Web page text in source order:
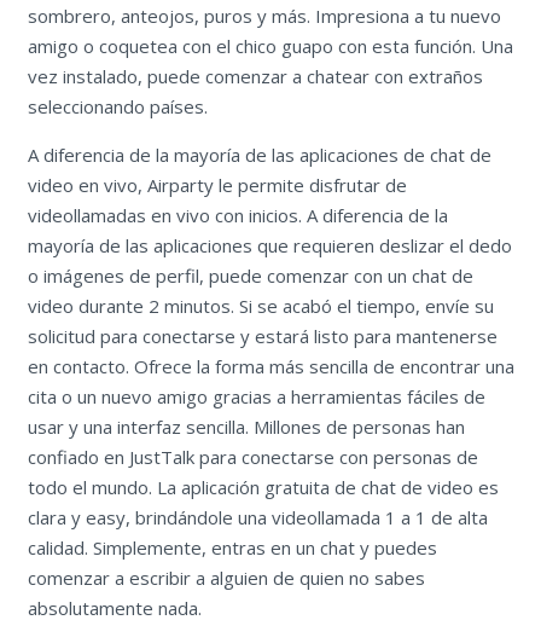
sombrero, anteojos, puros y más. Impresiona a tu nuevo
amigo o coquetea con el chico guapo con esta función. Una
vez instalado, puede comenzar a chatear con extraños
seleccionando países.
A diferencia de la mayoría de las aplicaciones de chat de
video en vivo, Airparty le permite disfrutar de
videollamadas en vivo con inicios. A diferencia de la
mayoría de las aplicaciones que requieren deslizar el dedo
o imágenes de perfil, puede comenzar con un chat de
video durante 2 minutos. Si se acabó el tiempo, envíe su
solicitud para conectarse y estará listo para mantenerse
en contacto. Ofrece la forma más sencilla de encontrar una
cita o un nuevo amigo gracias a herramientas fáciles de
usar y una interfaz sencilla. Millones de personas han
confiado en JustTalk para conectarse con personas de
todo el mundo. La aplicación gratuita de chat de video es
clara y easy, brindándole una videollamada 1 a 1 de alta
calidad. Simplemente, entras en un chat y puedes
comenzar a escribir a alguien de quien no sabes
absolutamente nada.